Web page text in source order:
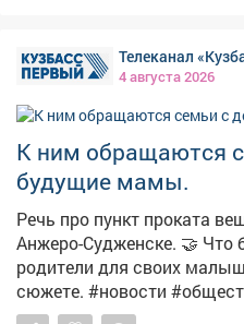
вплоть до пожизненного
поддавайся на
сомнительный контент.
сделать репост или
о последствиях. 🚫 Если ты столкнулся с
подозрительным
немедленно прекрати диалог и
линия ФСБ: 8 800 224 22 22; ▫Горячая линия
Телеканал
4 августа 2026
К ним обращаются
будущие мамы.
Речь про пункт проката
Анжеро-Судженске. 🤝 Что больше всего берут
родители для своих
сюжете. #новости